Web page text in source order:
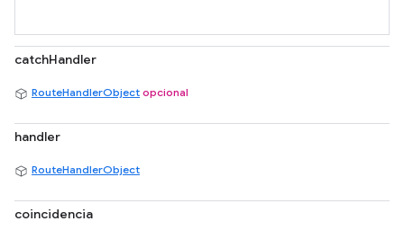
catchHandler
RouteHandlerObject opcional
handler
RouteHandlerObject
coincidencia